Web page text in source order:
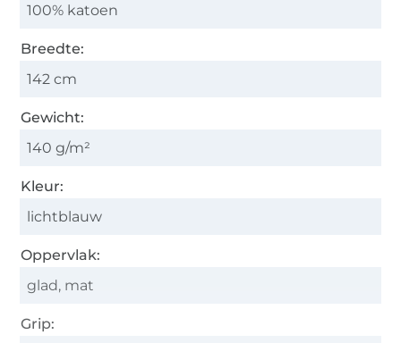
100% katoen
Breedte:
142 cm
Gewicht:
140 g/m²
Kleur:
lichtblauw
Oppervlak:
glad, mat
Grip: